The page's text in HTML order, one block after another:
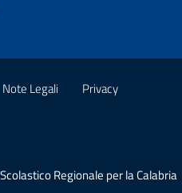
Note Legali Privacy
Regionale per la Calabria